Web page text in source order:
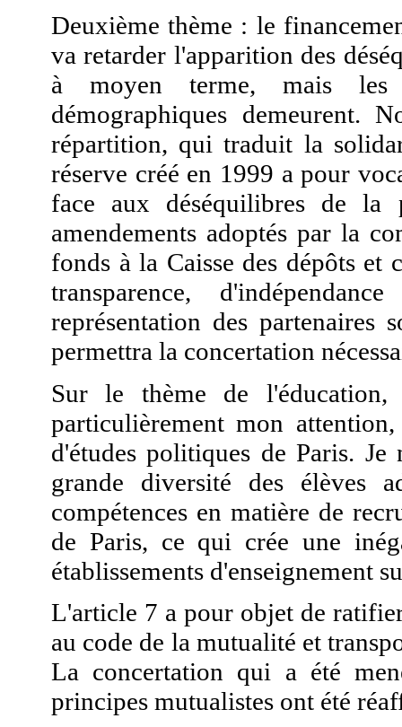
Deuxième thème : le
va retarder l'apparition des
à moyen terme, mais les
démographiques demeurent.
répartition, qui traduit la
réserve créé en 1999 a pour
face aux déséquilibres de
amendements adoptés par la
fonds à la Caisse des dépôts et
transparence,
représentation des partenaires
permettra la concertation
Sur le thème de l'éducation,
particulièrement mon
d'études politiques de Paris.
grande diversité des élèves
compétences en matière de
de Paris, ce qui crée une
établissements d'enseignement
L'article 7 a pour objet de
au code de la mutualité et
La concertation qui a été
principes mutualistes ont été